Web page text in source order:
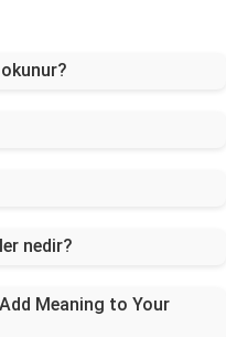
nedir?
Meaning to Your